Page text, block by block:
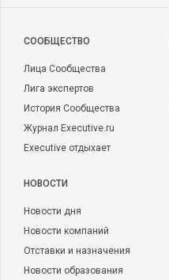
CООБЩЕСТВО
Лица Сообщества
Лига экспертов
История Сообщества
Журнал Executive.ru
Executive отдыхает
НОВОСТИ
Новости дня
Новости компаний
Отставки и назначения
Новости образования